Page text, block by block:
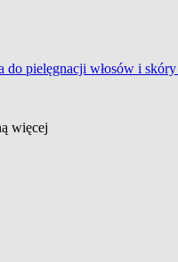
pielęgnacji włosów i
więcej